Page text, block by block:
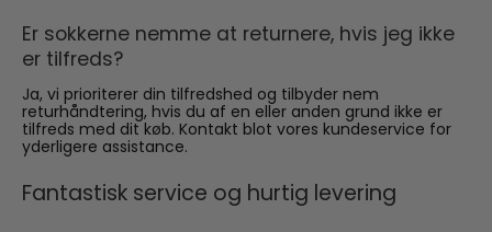
Er sokkerne nemme at returnere, hvis jeg ikke
er tilfreds?
Ja, vi prioriterer din tilfredshed og tilbyder nem
returhåndtering, hvis du af en eller anden grund ikke er
tilfreds med dit køb. Kontakt blot vores kundeservice for
yderligere assistance.
Fantastisk service og hurtig levering